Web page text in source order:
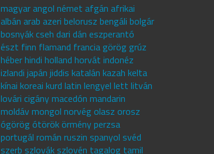
magyar angol német afgán afrikai
albán arab azeri belorusz bengáli bolgár
bosnyák cseh dari dán eszperantó
észt finn flamand francia görög grúz
héber hindi holland horvát indonéz
izlandi japán jiddis katalán kazah kelta
kínai koreai kurd latin lengyel lett litván
lovári cigány macedón mandarin
moldáv mongol norvég olasz orosz
ógörög ótörök örmény perzsa
portugál román ruszin spanyol svéd
szerb szlovák szlovén tagalog tamil